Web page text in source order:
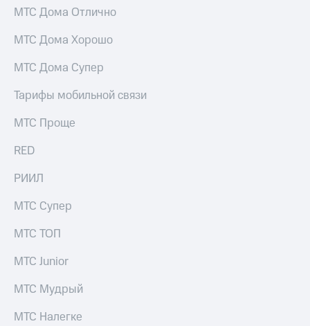
ПАО
Собрания
Личный
акционера
капитал
Описание
Программа
приобретения
выкупа
Дивиденды
облигаций
МТС Дома Отлично
МТС Дома Хорошо
МТС Дома Супер
Тарифы мобильной связи
МТС Проще
RED
РИИЛ
МТС Супер
МТС ТОП
МТС Junior
МТС Мудрый
МТС Налегке